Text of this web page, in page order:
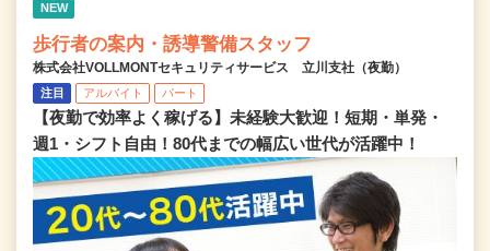
NEW
歩行者の案内・誘導警備スタッフ
株式会社VOLLMONTセキュリティサービス 立川支社（夜勤）
注目 アルバイト パート
【夜勤で効率よく稼げる】未経験大歓迎！短期・単発・
週1・シフト自由！80代までの幅広い世代が活躍中！